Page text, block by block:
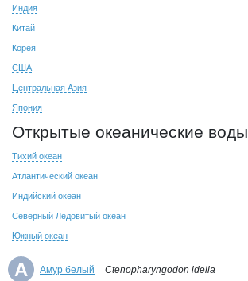
Индия
Китай
Корея
США
Центральная Азия
Япония
Открытые океанические воды
Тихий океан
Атлантический океан
Индийский океан
Северный Ледовитый океан
Южный океан
А Амур белый
Ctenopharyngodon idella